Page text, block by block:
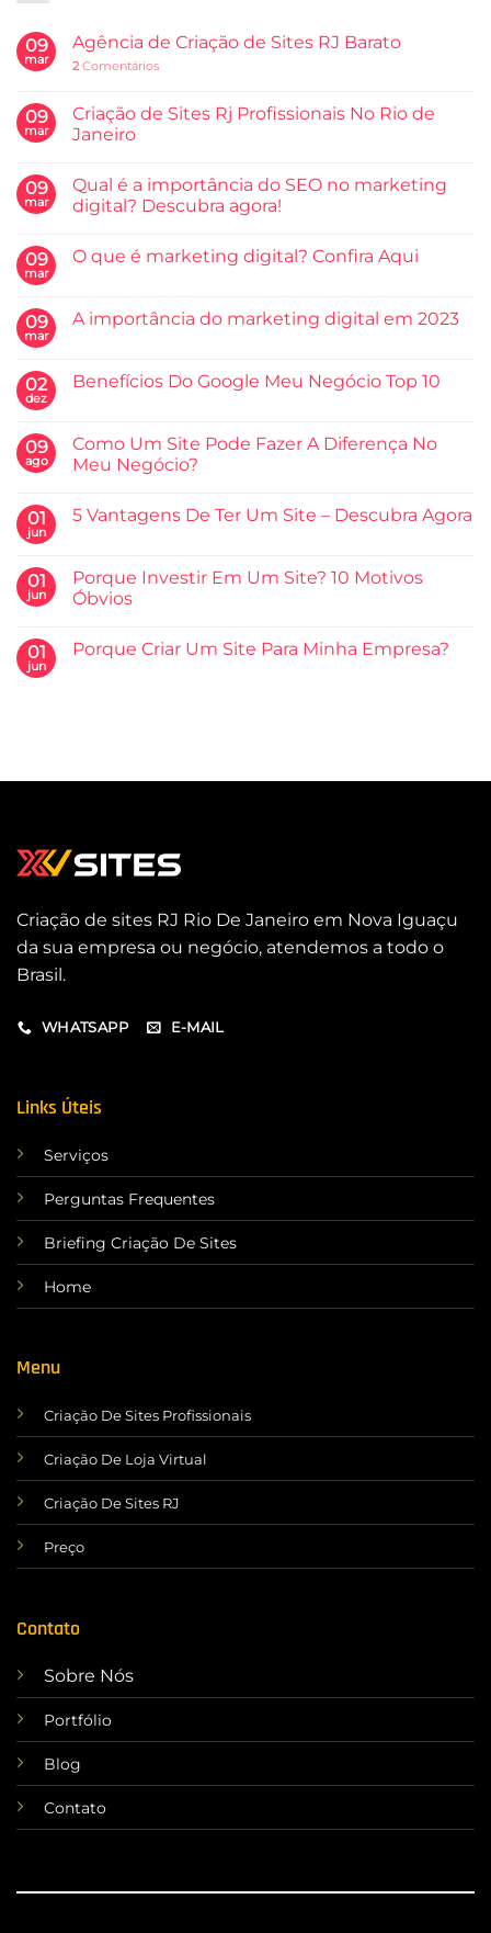
09
mar
Agência de Criação de Sites RJ Barato
2Comentários
09
mar
Criação de Sites Rj Profissionais No Rio de
Janeiro
09
mar
Qual é a importância do SEO no marketing
digital? Descubra agora!
09
mar
O que é marketing digital? Confira Aqui
09
mar
A importância do marketing digital em 2023
02
dez
Benefícios Do Google Meu Negócio Top 10
09
ago
Como Um Site Pode Fazer A Diferença No
Meu Negócio?
01
jun
5 Vantagens De Ter Um Site – Descubra Agora
01
jun
Porque Investir Em Um Site? 10 Motivos
Óbvios
01
jun
Porque Criar Um Site Para Minha Empresa?
Criação de sites RJ Rio De Janeiro em Nova Iguaçu
da sua empresa ou negócio, atendemos a todo o
Brasil.
WHATSAPP E-MAIL
Links Úteis
Serviços
Perguntas Frequentes
Briefing Criação De Sites
Home
Menu
Criação De Sites Profissionais
Criação De Loja Virtual
Criação De Sites RJ
Preço
Contato
Sobre Nós
Portfólio
Blog
Contato